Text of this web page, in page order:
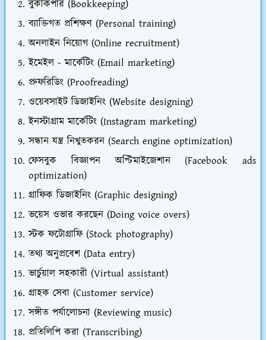
বুককিপার (Bookkeeping)
ব্যাক্তিগত প্রশিক্ষণ (Personal training)
অনলাইন নিয়োগ (Online recruitment)
ইমেইল - মার্কেটিং (Email marketing)
প্রুফরিডিং (Proofreading)
ওয়েবসাইট ডিজাইনিং (Website designing)
ইনস্টাগ্রাম মার্কেটিং (Instagram marketing)
সন্ধান যন্ত্র নিখুতকরন (Search engine optimization)
ফেসবুক বিজ্ঞাপন অপ্টিমাইজেশান (Facebook ads
optimization)
গ্রাফিক ডিজাইনিং (Graphic designing)
ভয়েস ওভার করছেন (Doing voice overs)
স্টক ফটোগ্রাফি (Stock photography)
তথ্য অনুপ্রবেশ (Data entry)
ভার্চুয়াল সহকারী (Virtual assistant)
গ্রাহক সেবা (Customer service)
সঙ্গীত পর্যালোচনা (Reviewing music)
প্রতিলিপি করা (Transcribing)